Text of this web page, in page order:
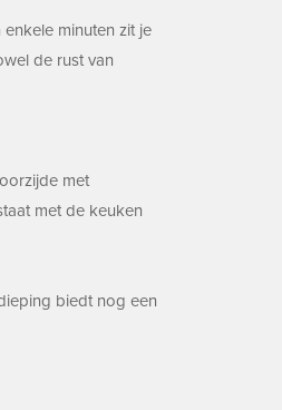
minuten zit je
de rust van
met
met de keuken
biedt nog een